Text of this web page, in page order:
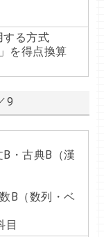
する方式
を得点換算
9
B・古典B（漢
B（数列・ベ
目